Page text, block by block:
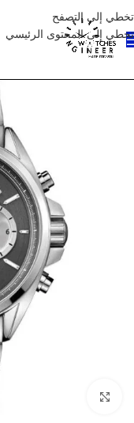
تخطي إلى التصفح
تخطي إلى المحتوى الرئيسي